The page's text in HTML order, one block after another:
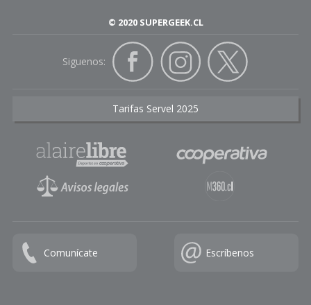
© 2020 SUPERGEEK.CL
Siguenos:
Tarifas Servel 2025
Comunícate Escríbenos